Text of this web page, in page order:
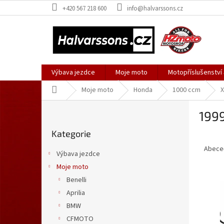
na
+420 567 218 600 info@halvarssons.cz
Výbava jezdce Moje moto Motopříslušenství
Domů Moje moto Honda 1000 ccm
kategorie
Kategorie
Výbava jezdce
Moje moto
Benelli
Aprilia
BMW
CFMOTO